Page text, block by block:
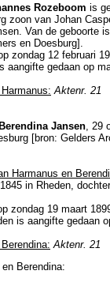
Rozeboom is
zoon van Johan
Van de geboorte
en Doesburg].
zondag 12 februari
aangifte gedaan op
Aktenr. 21
Berendina Jansen , 29
[bron: Gelders
Harmanus en
in Rheden ,
zondag 19 maart
is aangifte gedaan
Aktenr. 21
Berendina: